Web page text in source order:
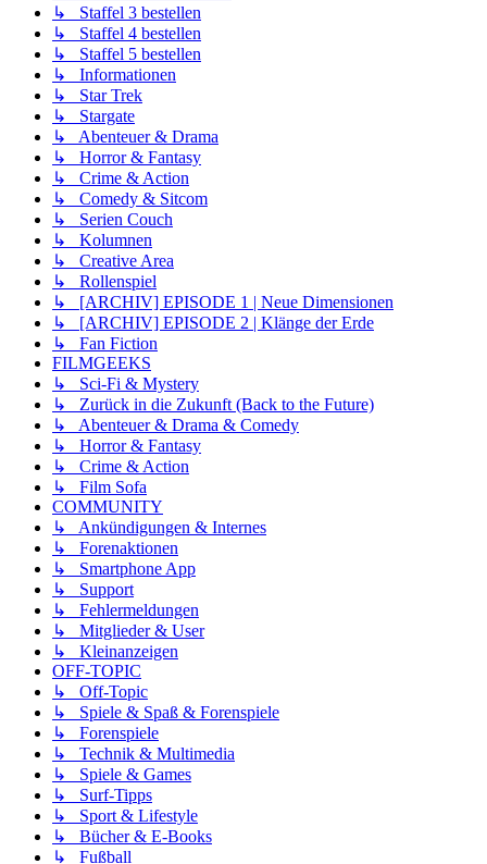
↳ Staffel 3 bestellen
↳ Staffel 4 bestellen
↳ Staffel 5 bestellen
↳ Informationen
↳ Star Trek
↳ Stargate
↳ Abenteuer & Drama
↳ Horror & Fantasy
↳ Crime & Action
↳ Comedy & Sitcom
↳ Serien Couch
↳ Kolumnen
↳ Creative Area
↳ Rollenspiel
↳ [ARCHIV] EPISODE 1 | Neue Dimensionen
↳ [ARCHIV] EPISODE 2 | Klänge der Erde
↳ Fan Fiction
FILMGEEKS
↳ Sci-Fi & Mystery
↳ Zurück in die Zukunft (Back to the Future)
↳ Abenteuer & Drama & Comedy
↳ Horror & Fantasy
↳ Crime & Action
↳ Film Sofa
COMMUNITY
↳ Ankündigungen & Internes
↳ Forenaktionen
↳ Smartphone App
↳ Support
↳ Fehlermeldungen
↳ Mitglieder & User
↳ Kleinanzeigen
OFF-TOPIC
↳ Off-Topic
↳ Spiele & Spaß & Forenspiele
↳ Forenspiele
↳ Technik & Multimedia
↳ Spiele & Games
↳ Surf-Tipps
↳ Sport & Lifestyle
↳ Bücher & E-Books
↳ Fußball